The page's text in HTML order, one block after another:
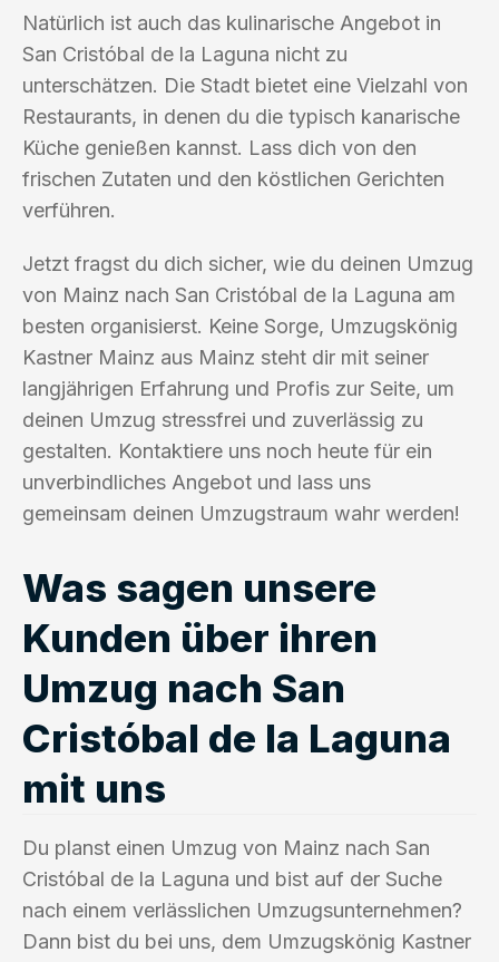
Natürlich ist auch das kulinarische Angebot in
San Cristóbal de la Laguna nicht zu
unterschätzen. Die Stadt bietet eine Vielzahl von
Restaurants, in denen du die typisch kanarische
Küche genießen kannst. Lass dich von den
frischen Zutaten und den köstlichen Gerichten
verführen.
Jetzt fragst du dich sicher, wie du deinen Umzug
von Mainz nach San Cristóbal de la Laguna am
besten organisierst. Keine Sorge, Umzugskönig
Kastner Mainz aus Mainz steht dir mit seiner
langjährigen Erfahrung und Profis zur Seite, um
deinen Umzug stressfrei und zuverlässig zu
gestalten. Kontaktiere uns noch heute für ein
unverbindliches Angebot und lass uns
gemeinsam deinen Umzugstraum wahr werden!
Was sagen unsere
Kunden über ihren
Umzug nach San
Cristóbal de la Laguna
mit uns
Du planst einen Umzug von Mainz nach San
Cristóbal de la Laguna und bist auf der Suche
nach einem verlässlichen Umzugsunternehmen?
Dann bist du bei uns, dem Umzugskönig Kastner